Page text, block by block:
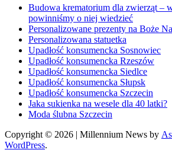
Budowa krematorium dla zwierząt –
powinniśmy o niej wiedzieć
Personalizowane prezenty na Boże
Personalizowana statuetka
Upadłość konsumencka Sosnowiec
Upadłość konsumencka Rzeszów
Upadłość konsumencka Siedlce
Upadłość konsumencka Słupsk
Upadłość konsumencka Szczecin
Jaka sukienka na wesele dla 40 latki?
Moda ślubna Szczecin
Copyright © 2026 | Millennium News by
WordPress.